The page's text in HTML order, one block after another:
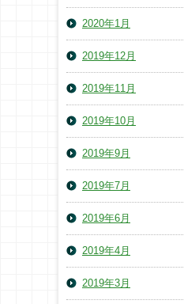
2020年1月
2019年12月
2019年11月
2019年10月
2019年9月
2019年7月
2019年6月
2019年4月
2019年3月